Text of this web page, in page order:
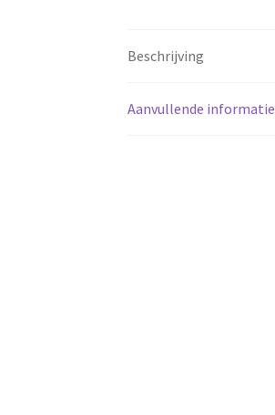
Beschrijving
Aanvullende informatie